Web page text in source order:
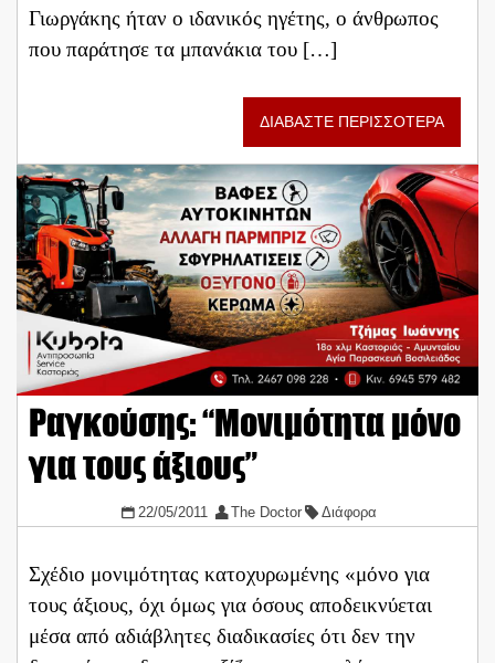
Γιωργάκης ήταν ο ιδανικός ηγέτης, ο άνθρωπος
που παράτησε τα μπανάκια του […]
ΔΙΑΒΑΣΤΕ ΠΕΡΙΣΣΟΤΕΡΑ
Ραγκούσης: “Μονιμότητα μόνο
για τους άξιους”
22/05/2011 The Doctor Διάφορα
Σχέδιο μονιμότητας κατοχυρωμένης «μόνο για
τους άξιους, όχι όμως για όσους αποδεικνύεται
μέσα από αδιάβλητες διαδικασίες ότι δεν την